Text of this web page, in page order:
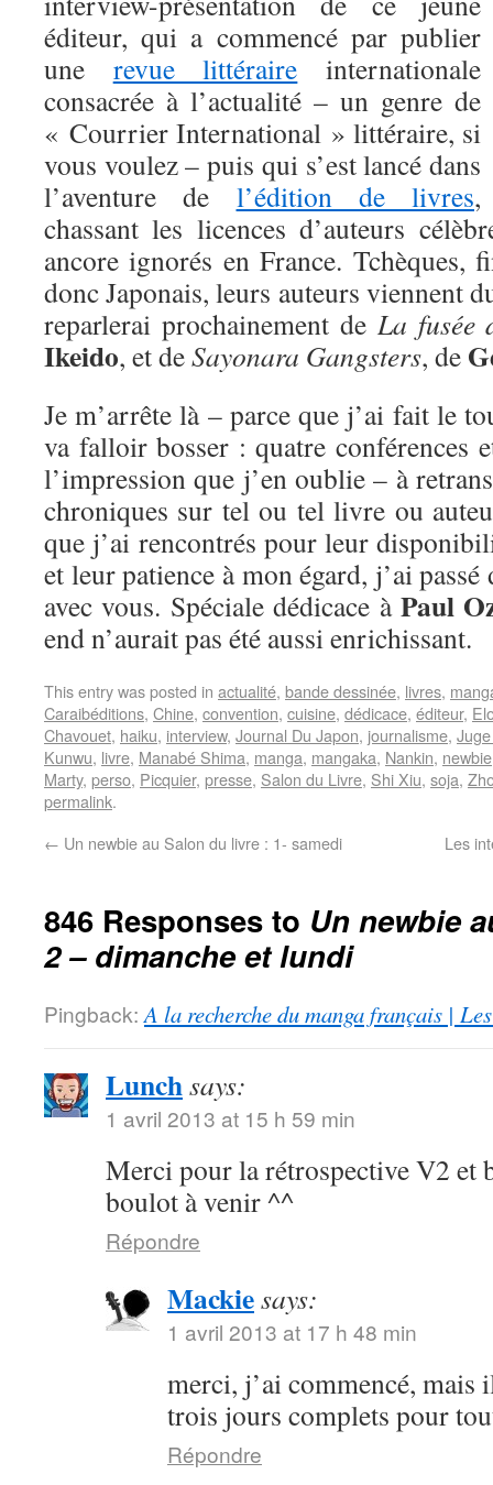
éditeur, qui a commencé par publier
une revue littéraire internationale
consacrée à l’actualité – un genre de
« Courrier International » littéraire, si
vous voulez – puis qui s’est lancé dans
l’aventure de l’édition de livres,
chassant les licences d’auteurs
ancore ignorés en France. Tchèques,
donc Japonais, leurs auteurs viennent
reparlerai prochainement de La fusée
Ikeido, et deSayonara Gangsters, de
Je m’arrête là – parce que j’ai fait le
va falloir bosser : quatre conférences
l’impression que j’en oublie – à
chroniques sur tel ou tel livre ou
que j’ai rencontrés pour leur
et leur patience à mon égard, j’ai
avec vous. Spéciale dédicace à Paul
end n’aurait pas été aussi enrichissant.
This entry was posted in actualité, bande dessinée, livres,
Caraibéditions, Chine, convention, cuisine, dédicace, éditeur,
Chavouet, haiku, interview, Journal Du Japon, journalisme,
Kunwu, livre, Manabé Shima, manga, mangaka, Nankin, newbie
Marty, perso, Picquier, presse, Salon du Livre, Shi Xiu, soja,
permalink.
← Un newbie au Salon du livre : 1- samedi Les
846 Responses to Un newbie
2 – dimanche et lundi
Pingback: A la recherche du manga français |
Lunchsays:
1 avril 2013 at 15 h 59 min
Merci pour la rétrospective V2 et
boulot à venir ^^
Répondre
Mackiesays:
1 avril 2013 at 17 h 48 min
merci, j’ai commencé, mais
trois jours complets pour
Répondre